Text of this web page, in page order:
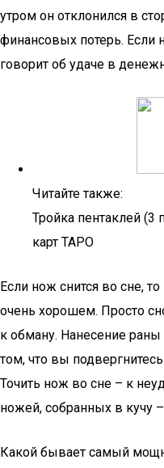
утром он отклонился в
финансовых потерь. Если
говорит об удаче в
Читайте также:
Тройка пентаклей
карт ТАРО
Если нож снится во сне,
очень хорошем. Просто
к обману. Нанесение
том, что вы
Точить нож во сне – к
ножей, собранных в кучу
Какой бывает самый